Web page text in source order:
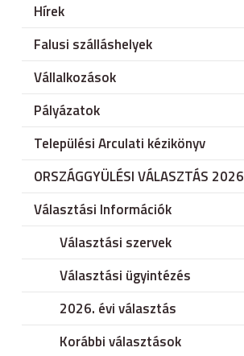
Hírek
Falusi szálláshelyek
Vállalkozások
Pályázatok
Települési Arculati kézikönyv
ORSZÁGGYÜLÉSI VÁLASZTÁS 2026
Választási Információk
Választási szervek
Választási ügyintézés
2026. évi választás
Korábbi választások